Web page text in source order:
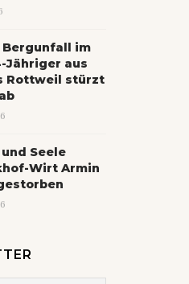
im
Jähriger aus
Rottweil stürzt
Seele
Wirt Armin